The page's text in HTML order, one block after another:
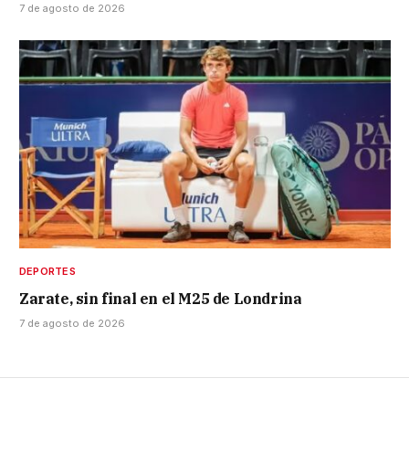
7 de agosto de 2026
DEPORTES
Zarate, sin final en el M25 de Londrina
7 de agosto de 2026